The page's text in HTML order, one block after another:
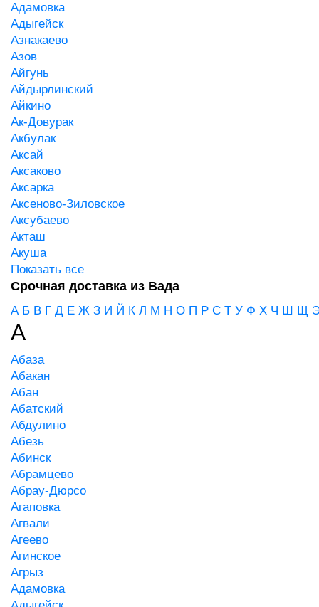
Адамовка
Адыгейск
Азнакаево
Азов
Айгунь
Айдырлинский
Айкино
Ак-Довурак
Акбулак
Аксай
Аксаково
Аксарка
Аксеново-Зиловское
Аксубаево
Акташ
Акуша
Показать все
Срочная доставка из Вада
А Б В Г Д Е Ж З И Й К Л М Н О П Р С Т У Ф Х Ч Ш Щ
А
Абаза
Абакан
Абан
Абатский
Абдулино
Абезь
Абинск
Абрамцево
Абрау-Дюрсо
Агаповка
Агвали
Агеево
Агинское
Агрыз
Адамовка